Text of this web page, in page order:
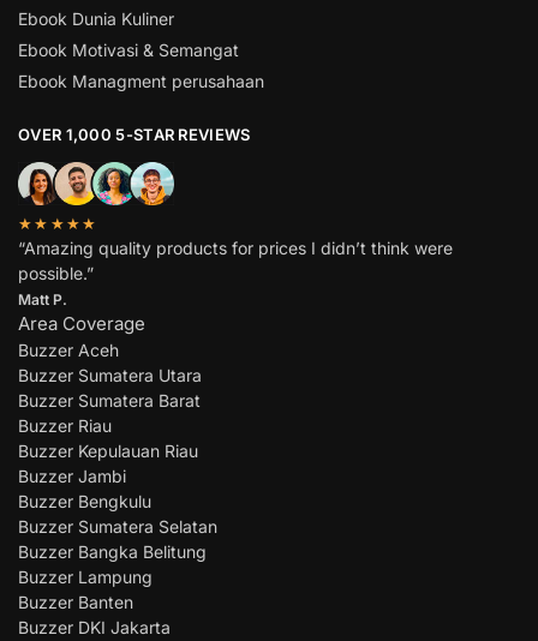
Ebook Dunia Kuliner
Ebook Motivasi & Semangat
Ebook Managment perusahaan
OVER 1,000 5-STAR REVIEWS
★★★★★
“Amazing quality products for prices I didn’t think were
possible.”
Matt P.
Area Coverage
Buzzer Aceh
Buzzer Sumatera Utara
Buzzer Sumatera Barat
Buzzer Riau
Buzzer Kepulauan Riau
Buzzer Jambi
Buzzer Bengkulu
Buzzer Sumatera Selatan
Buzzer Bangka Belitung
Buzzer Lampung
Buzzer Banten
Buzzer DKI Jakarta